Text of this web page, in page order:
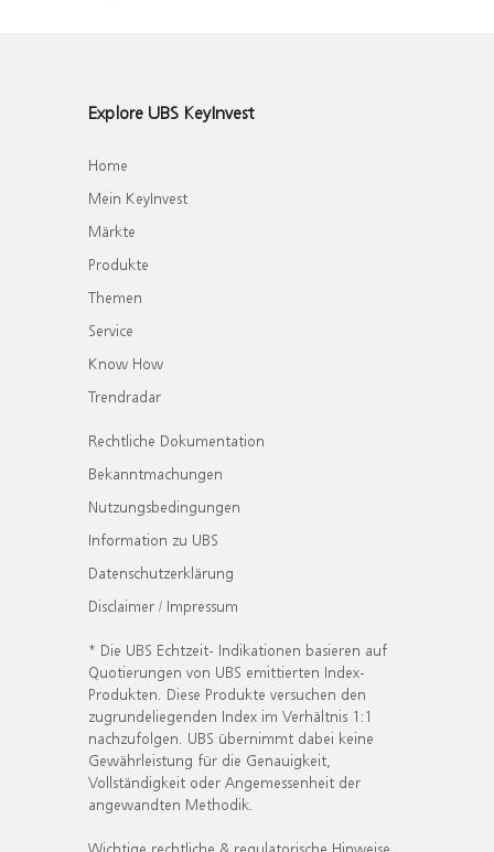
Explore UBS KeyInvest
Home
Mein KeyInvest
Märkte
Produkte
Themen
Service
Know How
Trendradar
Rechtliche Dokumentation
Bekanntmachungen
Nutzungsbedingungen
Information zu UBS
Datenschutzerklärung
Disclaimer / Impressum
* Die UBS Echtzeit- Indikationen basieren auf
Quotierungen von UBS emittierten Index-
Produkten. Diese Produkte versuchen den
zugrundeliegenden Index im Verhältnis 1:1
nachzufolgen. UBS übernimmt dabei keine
Gewährleistung für die Genauigkeit,
Vollständigkeit oder Angemessenheit der
angewandten Methodik.